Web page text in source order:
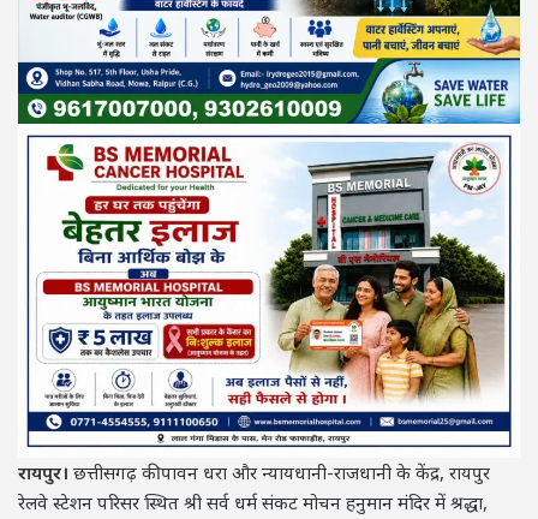
रायपुर। छत्तीसगढ़ की पावन धरा और न्यायधानी-राजधानी के केंद्र, रायपुर
रेलवे स्टेशन परिसर स्थित श्री सर्व धर्म संकट मोचन हनुमान मंदिर में श्रद्धा,